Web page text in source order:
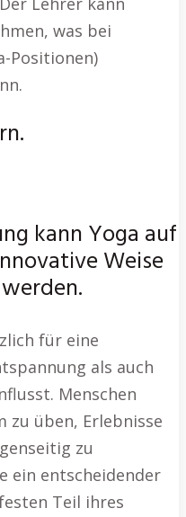
was bei
Positionen)
kann Yoga auf
Weise
für eine
als auch
Menschen
zu üben, Erlebnisse
zu
ein entscheidender
Teil ihres